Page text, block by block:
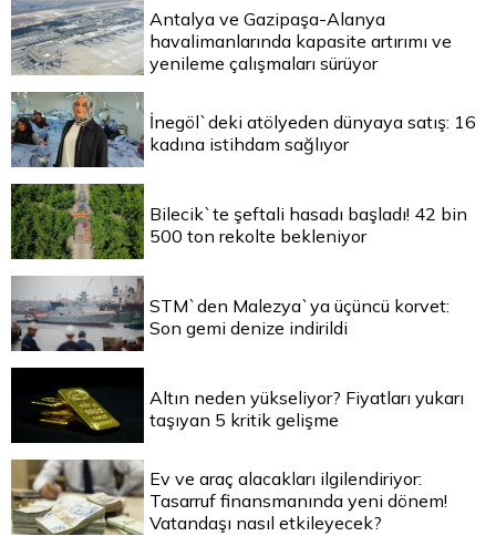
Antalya ve Gazipaşa-Alanya
havalimanlarında kapasite artırımı ve
yenileme çalışmaları sürüyor
İnegöl`deki atölyeden dünyaya satış: 16
kadına istihdam sağlıyor
Bilecik`te şeftali hasadı başladı! 42 bin
500 ton rekolte bekleniyor
STM`den Malezya`ya üçüncü korvet:
Son gemi denize indirildi
Altın neden yükseliyor? Fiyatları yukarı
taşıyan 5 kritik gelişme
Ev ve araç alacakları ilgilendiriyor:
Tasarruf finansmanında yeni dönem!
Vatandaşı nasıl etkileyecek?